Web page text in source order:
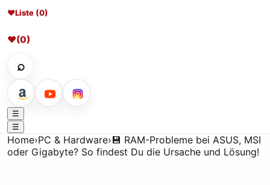
♥Liste (0)
♥(0)
⌕
☰
☰
Home›PC & Hardware›💾 RAM-Probleme bei ASUS, MSI
oder Gigabyte? So findest Du die Ursache und Lösung!